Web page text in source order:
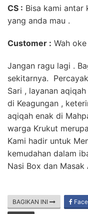
CS : Bisa kami antar
yang anda mau .
Customer : Wah
Jangan ragu lagi .
sekitarnya.
Sari , layanan
di Keagungan ,
aqiqah enak di
warga Krukut
Kami hadir untuk
kemudahan dalam
Nasi Box dan Masak
BAGIKAN INI